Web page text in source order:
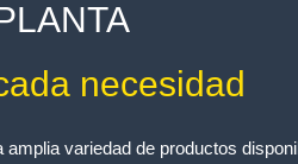
necesidad
amplia variedad de productos